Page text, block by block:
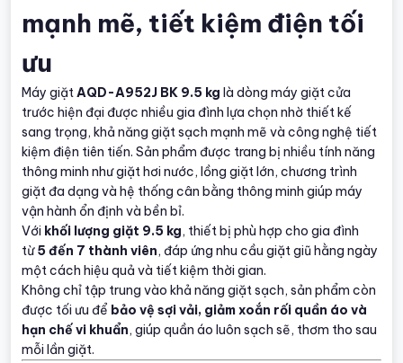
mạnh mẽ, tiết kiệm điện tối
ưu
Máy giặt AQD-A952J BK 9.5 kg là dòng máy giặt cửa
trước hiện đại được nhiều gia đình lựa chọn nhờ thiết kế
sang trọng, khả năng giặt sạch mạnh mẽ và công nghệ tiết
kiệm điện tiên tiến. Sản phẩm được trang bị nhiều tính năng
thông minh như giặt hơi nước, lồng giặt lớn, chương trình
giặt đa dạng và hệ thống cân bằng thông minh giúp máy
vận hành ổn định và bền bỉ.
Với khối lượng giặt 9.5 kg, thiết bị phù hợp cho gia đình
từ5 đến 7 thành viên, đáp ứng nhu cầu giặt giũ hằng ngày
một cách hiệu quả và tiết kiệm thời gian.
Không chỉ tập trung vào khả năng giặt sạch, sản phẩm còn
được tối ưu để bảo vệ sợi vải, giảm xoắn rối quần áo và
hạn chế vi khuẩn, giúp quần áo luôn sạch sẽ, thơm tho sau
mỗi lần giặt.